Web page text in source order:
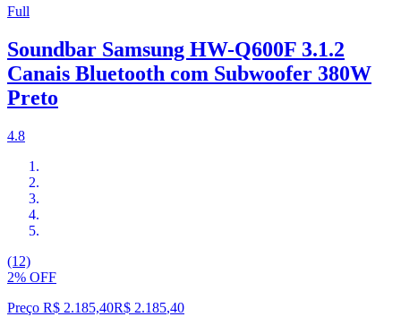
Full
Soundbar Samsung HW-Q600F 3.1.2
Canais Bluetooth com Subwoofer 380W
Preto
4.8
(12)
2% OFF
Preço R$ 2.185,40R$ 2.185,40